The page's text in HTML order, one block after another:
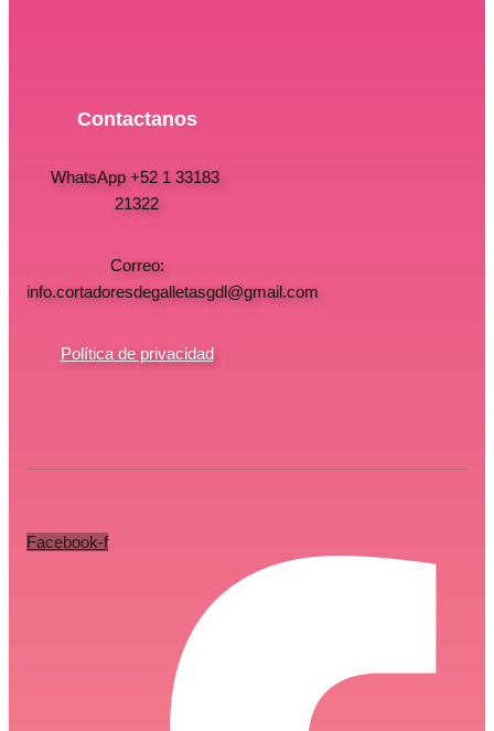
Contactanos
WhatsApp +52 1 33183
21322
Correo:
info.cortadoresdegalletasgdl@gmail.com
Política de privacidad
Facebook-f